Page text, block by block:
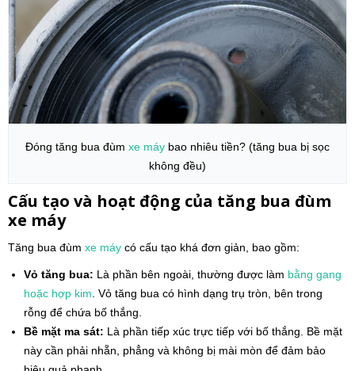
Đóng tăng bua đùm xe máy bao nhiêu tiền? (tăng bua bị sọc
không đều)
Cấu tạo và hoạt động của tăng bua đùm
xe máy
Tăng bua đùm xe máy có cấu tạo khá đơn giản, bao gồm:
Vỏ tăng bua: Là phần bên ngoài, thường được làm bằng gang
hoặc hợp kim . Vỏ tăng bua có hình dạng trụ tròn, bên trong
rỗng để chứa bố thắng.
Bề mặt ma sát: Là phần tiếp xúc trực tiếp với bố thắng. Bề mặt
này cần phải nhẵn, phẳng và không bị mài mòn để đảm bảo